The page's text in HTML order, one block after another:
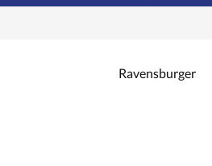
Ravensburger